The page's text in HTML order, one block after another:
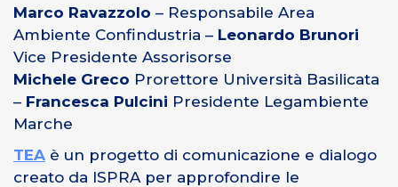
Marco Ravazzolo – Responsabile Area
Ambiente Confindustria – Leonardo Brunori
Vice Presidente Assorisorse
Michele Greco Prorettore Università Basilicata
– Francesca Pulcini Presidente Legambiente
Marche
TEA è un progetto di comunicazione e dialogo
creato da ISPRA per approfondire le